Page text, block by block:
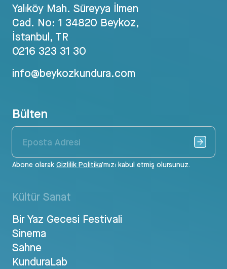
Yalıköy Mah. Süreyya İlmen
Cad. No: 1 34820 Beykoz,
İstanbul, TR
0216 323 31 30
info@beykozkundura.com
Bülten
Abone olarak Gizlilik Politika’mızı kabul etmiş olursunuz.
Kültür Sanat
Bir Yaz Gecesi Festivali
Sinema
Sahne
KunduraLab